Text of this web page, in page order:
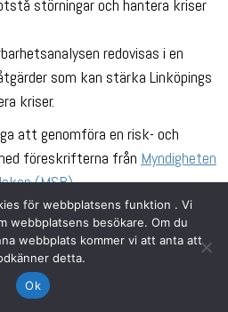
störningar och hantera kriser
redovisas i en
som kan stärka Linköpings
kriser.
att genomföra en risk- och
föreskrifterna från Myndigheten
(MSB).
för webbplatsens funktion . Vi
webbplatsens besökare. Om du
webbplats kommer vi att anta att
detta.
Ok